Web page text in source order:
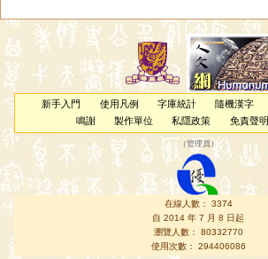
新手入門 使用凡例 字庫統計 隨機漢字
鳴謝
製作單位 私隱政策 免責聲明
（管理員 ）
在線人數： 3374
自 2014 年 7 月 8 日起
瀏覽人數： 80332770
使用次數： 294406086